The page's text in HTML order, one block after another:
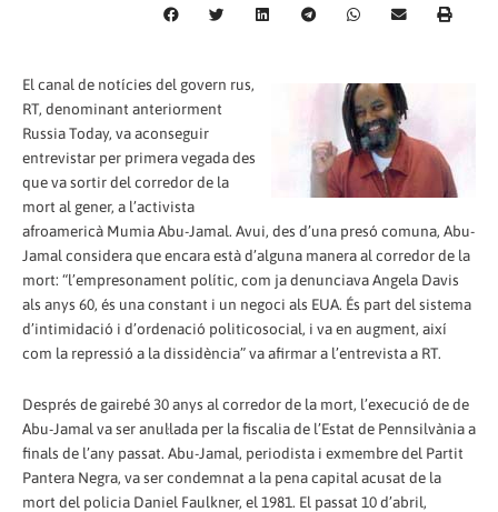
El canal de notícies del govern rus,
RT, denominant anteriorment
Russia Today, va aconseguir
entrevistar per primera vegada des
que va sortir del corredor de la
mort al gener, a l’activista
afroamericà Mumia Abu-Jamal. Avui, des d’una presó comuna, Abu-
Jamal considera que encara està d’alguna manera al corredor de la
mort: “l’empresonament polític, com ja denunciava Angela Davis
als anys 60, és una constant i un negoci als EUA. És part del sistema
d’intimidació i d’ordenació politicosocial, i va en augment, així
com la repressió a la dissidència” va afirmar a l’entrevista a RT.
Després de gairebé 30 anys al corredor de la mort, l’execució de de
Abu-Jamal va ser anul·lada per la fiscalia de l’Estat de Pennsilvània a
finals de l’any passat. Abu-Jamal, periodista i exmembre del Partit
Pantera Negra, va ser condemnat a la pena capital acusat de la
mort del policia Daniel Faulkner, el 1981. El passat 10 d’abril,